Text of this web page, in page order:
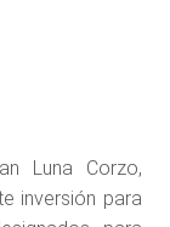
Luna Corzo,
inversión para